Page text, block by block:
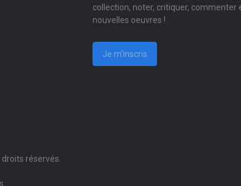
collection, noter, critiquer, commenter
nouvelles oeuvres !
Je m'inscris
droits réservés.